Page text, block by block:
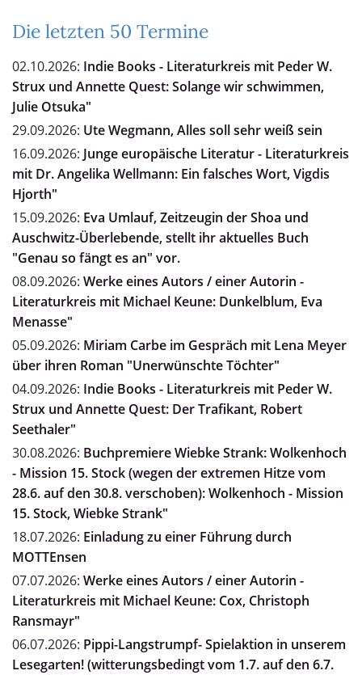
Die letzten 50 Termine
02.10.2026: Indie Books - Literaturkreis mit Peder W.
Strux und Annette Quest: Solange wir schwimmen,
Julie Otsuka"
29.09.2026: Ute Wegmann, Alles soll sehr weiß sein
16.09.2026: Junge europäische Literatur - Literaturkreis
mit Dr. Angelika Wellmann: Ein falsches Wort, Vigdis
Hjorth"
15.09.2026: Eva Umlauf, Zeitzeugin der Shoa und
Auschwitz-Überlebende, stellt ihr aktuelles Buch
"Genau so fängt es an" vor.
08.09.2026: Werke eines Autors / einer Autorin -
Literaturkreis mit Michael Keune: Dunkelblum, Eva
Menasse"
05.09.2026: Miriam Carbe im Gespräch mit Lena Meyer
über ihren Roman "Unerwünschte Töchter"
04.09.2026: Indie Books - Literaturkreis mit Peder W.
Strux und Annette Quest: Der Trafikant, Robert
Seethaler"
30.08.2026: Buchpremiere Wiebke Strank: Wolkenhoch
- Mission 15. Stock (wegen der extremen Hitze vom
28.6. auf den 30.8. verschoben): Wolkenhoch - Mission
15. Stock, Wiebke Strank"
18.07.2026: Einladung zu einer Führung durch
MOTTEnsen
07.07.2026: Werke eines Autors / einer Autorin -
Literaturkreis mit Michael Keune: Cox, Christoph
Ransmayr"
06.07.2026: Pippi-Langstrumpf- Spielaktion in unserem
Lesegarten! (witterungsbedingt vom 1.7. auf den 6.7.